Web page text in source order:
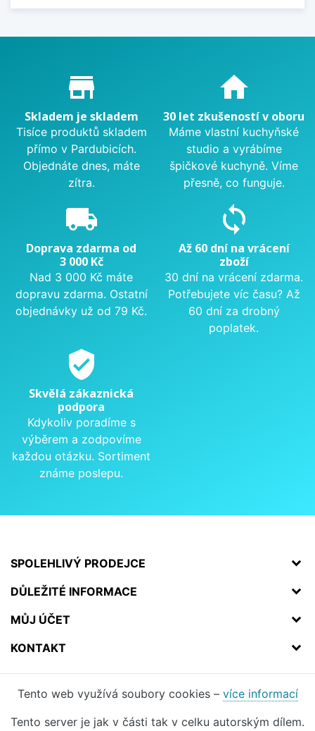
Proč nakupovat u nás?
store_mall_directory
Skladem je skladem
Tisíce produktů skladem
přímo v Pardubicích.
Objednáte dnes, máte
zítra.
home
30 let zkušeností v oboru
Máme vlastní kuchyňské
studio a vyrábíme
špičkové kuchyně. Víme
přesně, co funguje.
local_shipping
Doprava zdarma od
3 000 Kč
Nad 3 000 Kč máte
dopravu zdarma. Ostatní
objednávky už od 79 Kč.
sync
Až 60 dní na vrácení
zboží
30 dní na vrácení zdarma.
Potřebujete víc času? Až
60 dní za drobný
poplatek.
verified_user
Skvělá zákaznická
podpora
Kdykoliv poradíme s
výběrem a zodpovíme
každou otázku. Sortiment
známe poslepu.
SPOLEHLIVÝ PRODEJCE
DŮLEŽITÉ INFORMACE
MŮJ ÚČET
KONTAKT
Tento web využívá soubory cookies – více informací
Tento server je jak v části tak v celku autorským dílem.